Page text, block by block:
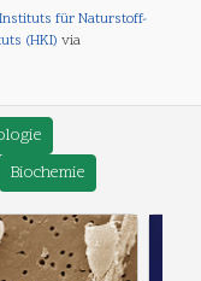
für Naturstoff-
(HKI) via
Biochemie